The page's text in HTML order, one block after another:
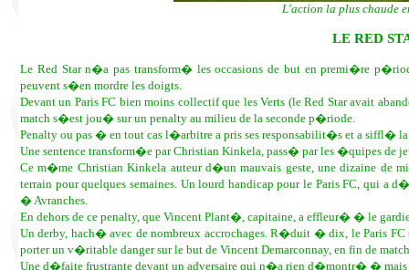
L'action la plus chaude
LE RED
Le Red Star n�a pas transform� les occasions de but en premi�re
peuvent s�en mordre les doigts.
Devant un Paris FC bien moins collectif que les Verts (le Red Star avait
match s�est jou� sur un penalty au milieu de la seconde p�riode.
Penalty ou pas � en tout cas l�arbitre a pris ses responsabilit�s et a siffl� la
Une sentence transform�e par Christian Kinkela, pass� par les �quipes de
Ce m�me Christian Kinkela auteur d�un mauvais geste, une dizaine de
terrain pour quelques semaines. Un lourd handicap pour le Paris FC, qui
� Avranches.
En dehors de ce penalty, que Vincent Plant�, capitaine, a effleur� � le
Un derby, hach� avec de nombreux accrochages. R�duit � dix, le Paris
porter un v�ritable danger sur le but de Vincent Demarconnay, en fin de
Une d�faite frustrante devant un adversaire qui n�a rien d�montr� � mais